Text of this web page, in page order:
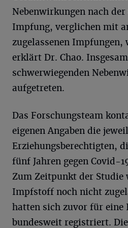
Nebenwirkungen nach der
Impfung, verglichen mit
zugelassenen
erklärt Dr. Chao.
schwerwiegenden
aufgetreten.
Das Forschungsteam
eigenen Angaben die
Erziehungsberechtigten,
fünf Jahren gegen Covid-
Zum Zeitpunkt der Studie
Impfstoff noch nicht
hatten sich zuvor für eine
bundesweit registriert.